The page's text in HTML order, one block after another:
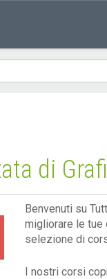
di
Benvenuti su
migliorare le tue
selezione di
I nostri corsi